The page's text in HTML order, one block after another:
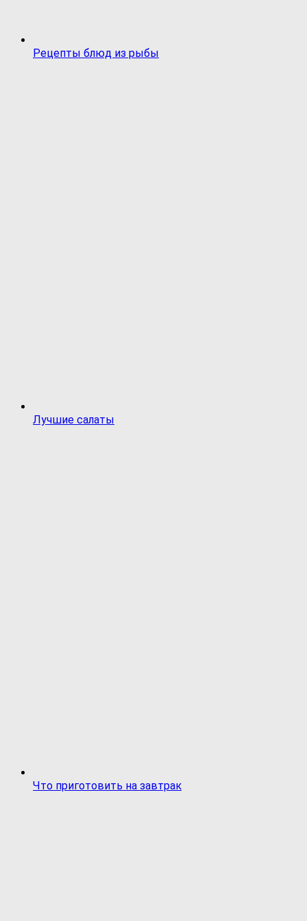
Рецепты блюд из рыбы
Лучшие салаты
Что приготовить на завтрак